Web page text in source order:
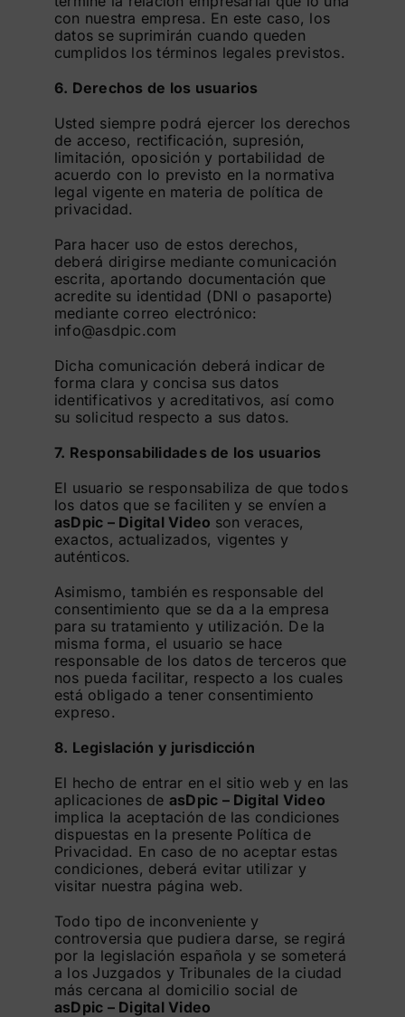
con nuestra empresa. En este caso, los
datos se suprimirán cuando queden
cumplidos los términos legales previstos.
6. Derechos de los usuarios
Usted siempre podrá ejercer los derechos
de acceso, rectificación, supresión,
limitación, oposición y portabilidad de
acuerdo con lo previsto en la normativa
legal vigente en materia de política de
privacidad.
Para hacer uso de estos derechos,
deberá dirigirse mediante comunicación
escrita, aportando documentación que
acredite su identidad (DNI o pasaporte)
mediante correo electrónico:
info@asdpic.com
Dicha comunicación deberá indicar de
forma clara y concisa sus datos
identificativos y acreditativos, así como
su solicitud respecto a sus datos.
7. Responsabilidades de los usuarios
El usuario se responsabiliza de que todos
los datos que se faciliten y se envíen a
asDpic – Digital Video son veraces,
exactos, actualizados, vigentes y
auténticos.
Asimismo, también es responsable del
consentimiento que se da a la empresa
para su tratamiento y utilización. De la
misma forma, el usuario se hace
responsable de los datos de terceros que
nos pueda facilitar, respecto a los cuales
está obligado a tener consentimiento
expreso.
8. Legislación y jurisdicción
El hecho de entrar en el sitio web y en las
aplicaciones de asDpic – Digital Video
implica la aceptación de las condiciones
dispuestas en la presente Política de
Privacidad. En caso de no aceptar estas
condiciones, deberá evitar utilizar y
visitar nuestra página web.
Todo tipo de inconveniente y
controversia que pudiera darse, se regirá
por la legislación española y se someterá
a los Juzgados y Tribunales de la ciudad
más cercana al domicilio social de
asDpic – Digital Video